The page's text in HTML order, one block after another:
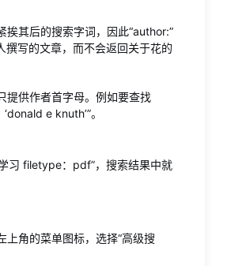
其后的搜索字词，因此“author:”
写的文章，而不会返回关于花的
提供作者首字母。例如要查找
e knuth’”。
习 filetype：pdf”，搜索结果中就
角的菜单图标，选择“高级搜